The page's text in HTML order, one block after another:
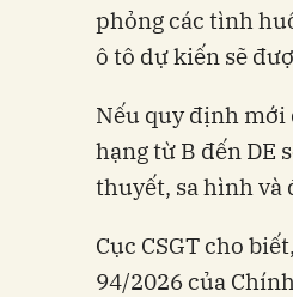
phỏng các tình
ô tô dự kiến sẽ
Nếu quy định mới
hạng từ B đến DE
thuyết, sa hình và
Cục CSGT cho
94/2026 của